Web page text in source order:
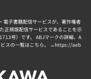
電子書籍配信サービスが、著作権者
正規版配信サービスであることを示
号）です。 ABJマークの詳細、A
スの一覧はこちら。 → https://aeb